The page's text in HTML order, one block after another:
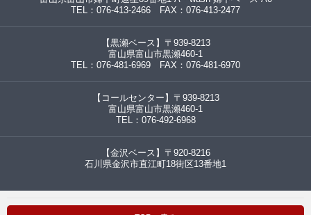
TEL：076-413-2466 FAX：076-413-2477
【黒瀬ベース】〒939-8213
富山県富山市黒瀬460-1
TEL：076-481-6969 FAX：076-481-6970
【コールセンター】〒939-8213
富山県富山市黒瀬460-1
TEL：076-492-6968
【金沢ベース】〒920-8216
石川県金沢市直江町18街区13番地1